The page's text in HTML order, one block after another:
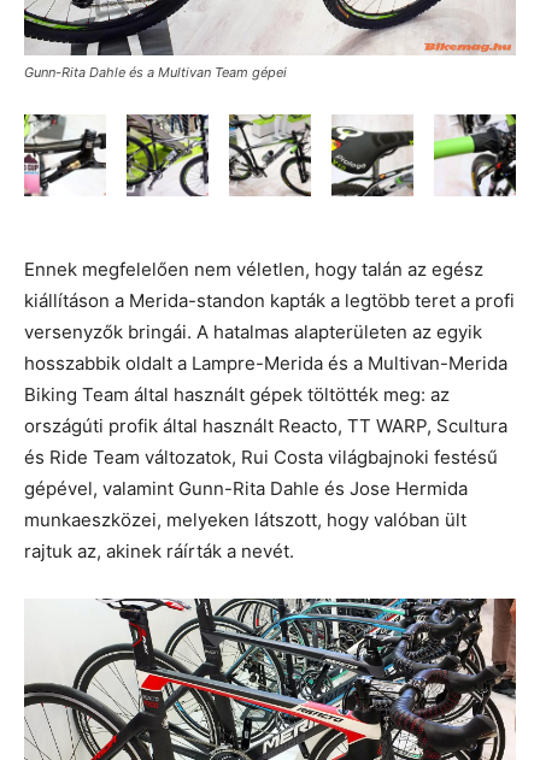
Gunn-Rita Dahle és a Multivan Team gépei
Ennek megfelelően nem véletlen, hogy talán az egész
kiállításon a Merida-standon kapták a legtöbb teret a profi
versenyzők bringái. A hatalmas alapterületen az egyik
hosszabbik oldalt a Lampre-Merida és a Multivan-Merida
Biking Team által használt gépek töltötték meg: az
országúti profik által használt Reacto, TT WARP, Scultura
és Ride Team változatok, Rui Costa világbajnoki festésű
gépével, valamint Gunn-Rita Dahle és Jose Hermida
munkaeszközei, melyeken látszott, hogy valóban ült
rajtuk az, akinek ráírták a nevét.